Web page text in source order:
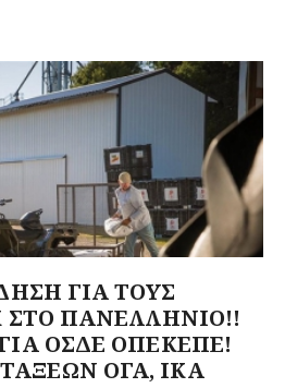
ΓΙΑ ΤΟΥΣ
ΣΤΟ ΠΑΝΕΛΛΗΝΙΟ!!
ΟΣΔΕ ΟΠΕΚΕΠΕ!
ΟΓΑ, ΙΚΑ